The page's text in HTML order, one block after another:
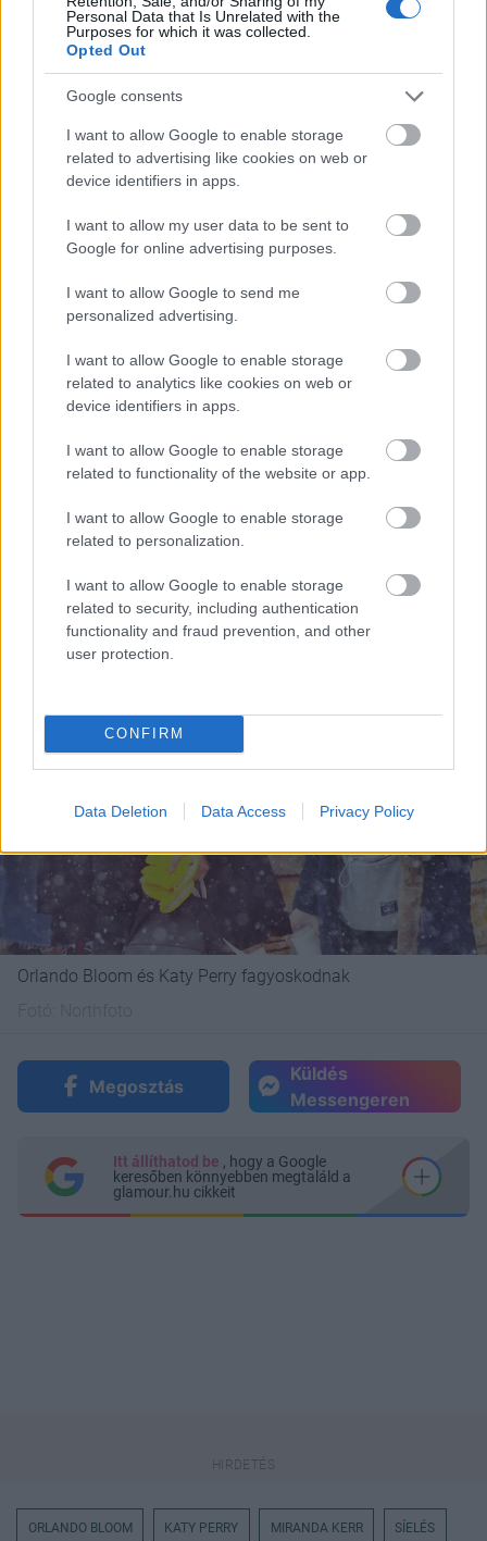
Personal Data that Is Unrelated with the
Purposes for which it was collected.
Opted Out
Google consents
I want to allow Google to enable storage
related to advertising like cookies on web or
device identifiers in apps.
I want to allow my user data to be sent to
Google for online advertising purposes.
I want to allow Google to send me
personalized advertising.
I want to allow Google to enable storage
related to analytics like cookies on web or
device identifiers in apps.
I want to allow Google to enable storage
related to functionality of the website or app.
I want to allow Google to enable storage
related to personalization.
I want to allow Google to enable storage
related to security, including authentication
functionality and fraud prevention, and other
user protection.
CONFIRM
Data Deletion Data Access Privacy Policy
A síelésre kész Orlando Bloom
Bloom sajátos szemüvegben:
Orlando Bloom és Katy Perry fagyoskodnak
Megosztás
Küldés
Messengeren
Itt állíthatod be , hogy a Google
keresőben könnyebben megtaláld a
glamour.hu cikkeit
ORLANDO BLOOM KATY PERRY MIRANDA KERR SÍELÉS